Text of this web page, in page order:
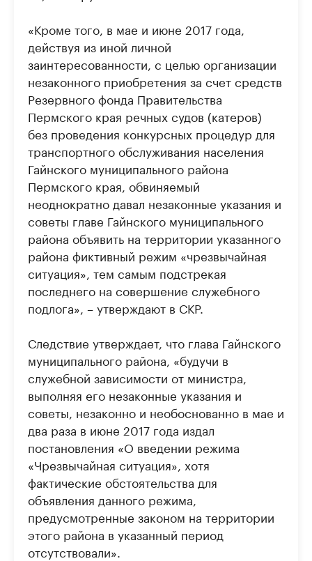
«Кроме того, в мае и июне 2017 года,
действуя из иной личной
заинтересованности, с целью организации
незаконного приобретения за счет средств
Резервного фонда Правительства
Пермского края речных судов (катеров)
без проведения конкурсных процедур для
транспортного обслуживания населения
Гайнского муниципального района
Пермского края, обвиняемый
неоднократно давал незаконные указания и
советы главе Гайнского муниципального
района объявить на территории указанного
района фиктивный режим «чрезвычайная
ситуация», тем самым подстрекая
последнего на совершение служебного
подлога», – утверждают в СКР.
Следствие утверждает, что глава Гайнского
муниципального района, «будучи в
служебной зависимости от министра,
выполняя его незаконные указания и
советы, незаконно и необоснованно в мае и
два раза в июне 2017 года издал
постановления «О введении режима
«Чрезвычайная ситуация», хотя
фактические обстоятельства для
объявления данного режима,
предусмотренные законом на территории
этого района в указанный период
отсутствовали».